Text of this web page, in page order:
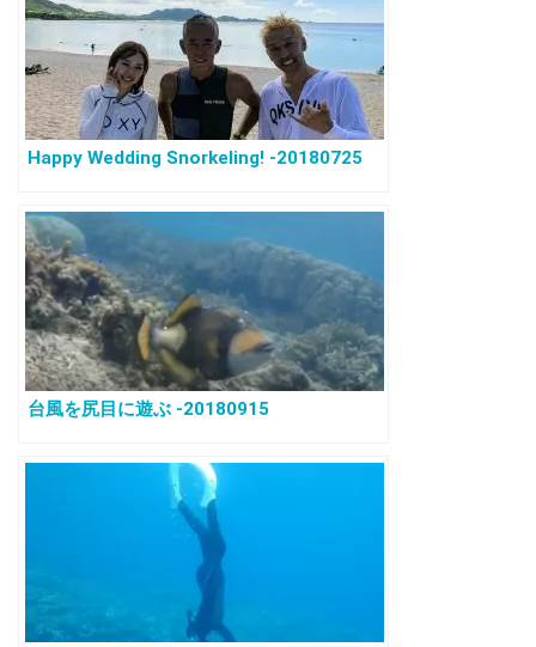
Happy Wedding Snorkeling! -20180725
台風を尻目に遊ぶ -20180915